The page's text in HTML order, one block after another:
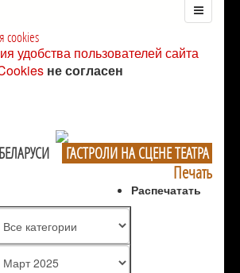
cookies
удобства пользователей сайта
не согласен
ГАСТРОЛИ НА СЦЕНЕ ТЕАТРА
Печать
Распечатать